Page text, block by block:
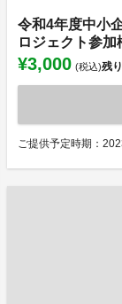
令和4年度中小
ロジェクト参加
¥3,000 (税込)残り
ご提供予定時期：